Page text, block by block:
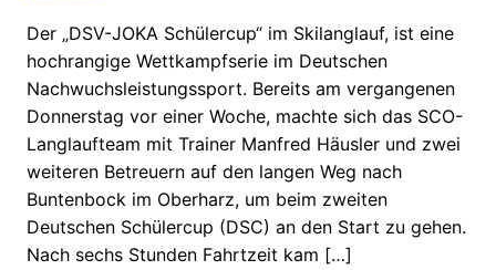
Der „DSV-JOKA Schülercup“ im Skilanglauf, ist eine
hochrangige Wettkampfserie im Deutschen
Nachwuchsleistungssport. Bereits am vergangenen
Donnerstag vor einer Woche, machte sich das SCO-
Langlaufteam mit Trainer Manfred Häusler und zwei
weiteren Betreuern auf den langen Weg nach
Buntenbock im Oberharz, um beim zweiten
Deutschen Schülercup (DSC) an den Start zu gehen.
Nach sechs Stunden Fahrtzeit kam […]